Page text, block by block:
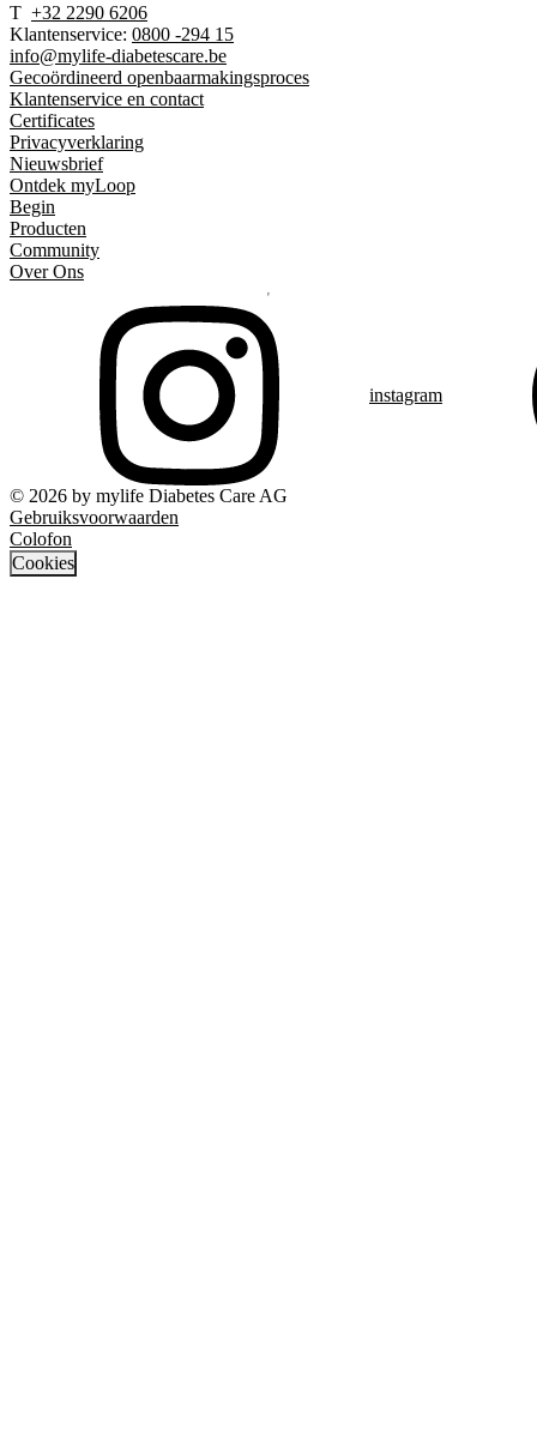
T +32 2290 6206
Klantenservice: 0800 -294 15
info@mylife-diabetescare.be
Gecoördineerd openbaarmakingsproces
Klantenservice en contact
Certificates
Privacyverklaring
Nieuwsbrief
Ontdek myLoop
Begin
Producten
Community
Over Ons
instagram
© 2026 by mylife Diabetes Care AG
Gebruiksvoorwaarden
Colofon
Cookies